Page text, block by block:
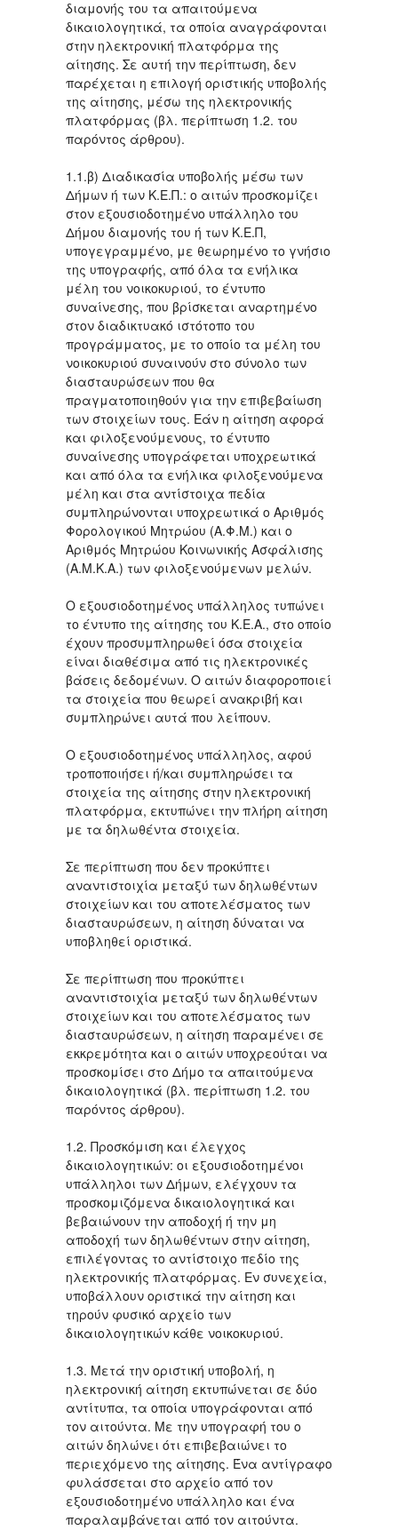
διαμονής του τα απαιτούμενα
δικαιολογητικά, τα οποία αναγράφονται
στην ηλεκτρονική πλατφόρμα της
αίτησης. Σε αυτή την περίπτωση, δεν
παρέχεται η επιλογή οριστικής υποβολής
της αίτησης, μέσω της ηλεκτρονικής
πλατφόρμας (βλ. περίπτωση 1.2. του
παρόντος άρθρου).
1.1.β) Διαδικασία υποβολής μέσω των
Δήμων ή των Κ.Ε.Π.: ο αιτών προσκομίζει
στον εξουσιοδοτημένο υπάλληλο του
Δήμου διαμονής του ή των Κ.Ε.Π,
υπογεγραμμένο, με θεωρημένο το γνήσιο
της υπογραφής, από όλα τα ενήλικα
μέλη του νοικοκυριού, το έντυπο
συναίνεσης, που βρίσκεται αναρτημένο
στον διαδικτυακό ιστότοπο του
προγράμματος, με το οποίο τα μέλη του
νοικοκυριού συναινούν στο σύνολο των
διασταυρώσεων που θα
πραγματοποιηθούν για την επιβεβαίωση
των στοιχείων τους. Εάν η αίτηση αφορά
και φιλοξενούμενους, το έντυπο
συναίνεσης υπογράφεται υποχρεωτικά
και από όλα τα ενήλικα φιλοξενούμενα
μέλη και στα αντίστοιχα πεδία
συμπληρώνονται υποχρεωτικά ο Αριθμός
Φορολογικού Μητρώου (Α.Φ.Μ.) και ο
Αριθμός Μητρώου Κοινωνικής Ασφάλισης
(Α.Μ.Κ.Α.) των φιλοξενούμενων μελών.
Ο εξουσιοδοτημένος υπάλληλος τυπώνει
το έντυπο της αίτησης του Κ.Ε.Α., στο οποίο
έχουν προσυμπληρωθεί όσα στοιχεία
είναι διαθέσιμα από τις ηλεκτρονικές
βάσεις δεδομένων. Ο αιτών διαφοροποιεί
τα στοιχεία που θεωρεί ανακριβή και
συμπληρώνει αυτά που λείπουν.
Ο εξουσιοδοτημένος υπάλληλος, αφού
τροποποιήσει ή/και συμπληρώσει τα
στοιχεία της αίτησης στην ηλεκτρονική
πλατφόρμα, εκτυπώνει την πλήρη αίτηση
με τα δηλωθέντα στοιχεία.
Σε περίπτωση που δεν προκύπτει
αναντιστοιχία μεταξύ των δηλωθέντων
στοιχείων και του αποτελέσματος των
διασταυρώσεων, η αίτηση δύναται να
υποβληθεί οριστικά.
Σε περίπτωση που προκύπτει
αναντιστοιχία μεταξύ των δηλωθέντων
στοιχείων και του αποτελέσματος των
διασταυρώσεων, η αίτηση παραμένει σε
εκκρεμότητα και ο αιτών υποχρεούται να
προσκομίσει στο Δήμο τα απαιτούμενα
δικαιολογητικά (βλ. περίπτωση 1.2. του
παρόντος άρθρου).
1.2. Προσκόμιση και έλεγχος
δικαιολογητικών: οι εξουσιοδοτημένοι
υπάλληλοι των Δήμων, ελέγχουν τα
προσκομιζόμενα δικαιολογητικά και
βεβαιώνουν την αποδοχή ή την μη
αποδοχή των δηλωθέντων στην αίτηση,
επιλέγοντας το αντίστοιχο πεδίο της
ηλεκτρονικής πλατφόρμας. Εν συνεχεία,
υποβάλλουν οριστικά την αίτηση και
τηρούν φυσικό αρχείο των
δικαιολογητικών κάθε νοικοκυριού.
1.3. Μετά την οριστική υποβολή, η
ηλεκτρονική αίτηση εκτυπώνεται σε δύο
αντίτυπα, τα οποία υπογράφονται από
τον αιτούντα. Με την υπογραφή του ο
αιτών δηλώνει ότι επιβεβαιώνει το
περιεχόμενο της αίτησης. Ένα αντίγραφο
φυλάσσεται στο αρχείο από τον
εξουσιοδοτημένο υπάλληλο και ένα
παραλαμβάνεται από τον αιτούντα.